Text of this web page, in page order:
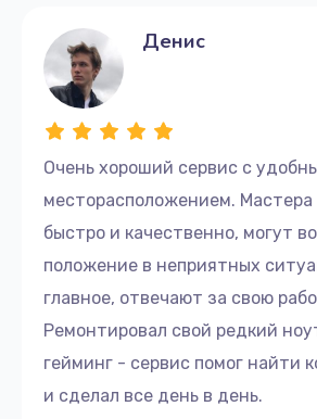
Очень хороший сервис с
месторасположением.
быстро и качественно, могут
положение в неприятных
главное, отвечают за свою
Ремонтировал свой редкий
гейминг - сервис помог найти
и сделал все день в день.
Денис